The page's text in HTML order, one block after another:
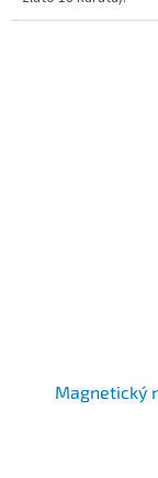
Magnetický